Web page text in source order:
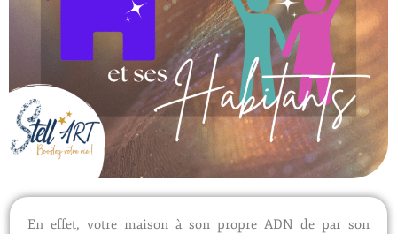
En effet, votre maison à son propre ADN de par son